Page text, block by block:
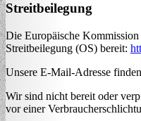
Streitbeilegung
Die Europäische
Streitbeilegung (OS) bereit:
Unsere E-Mail-Adresse
Wir sind nicht bereit oder
vor einer